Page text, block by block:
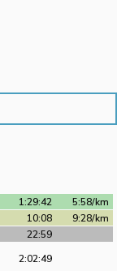
5:58/km
1:29:42
9:28/km
10:08
22:59
2:02:49